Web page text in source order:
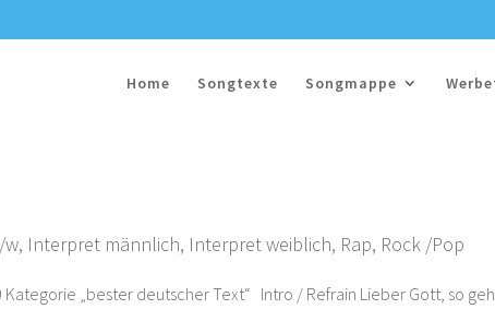
Home Songtexte Songmappe
w, Interpret männlich, Interpret weiblich, Rap, Rock /Pop
Kategorie „bester deutscher Text“ Intro / Refrain Lieber Gott, so